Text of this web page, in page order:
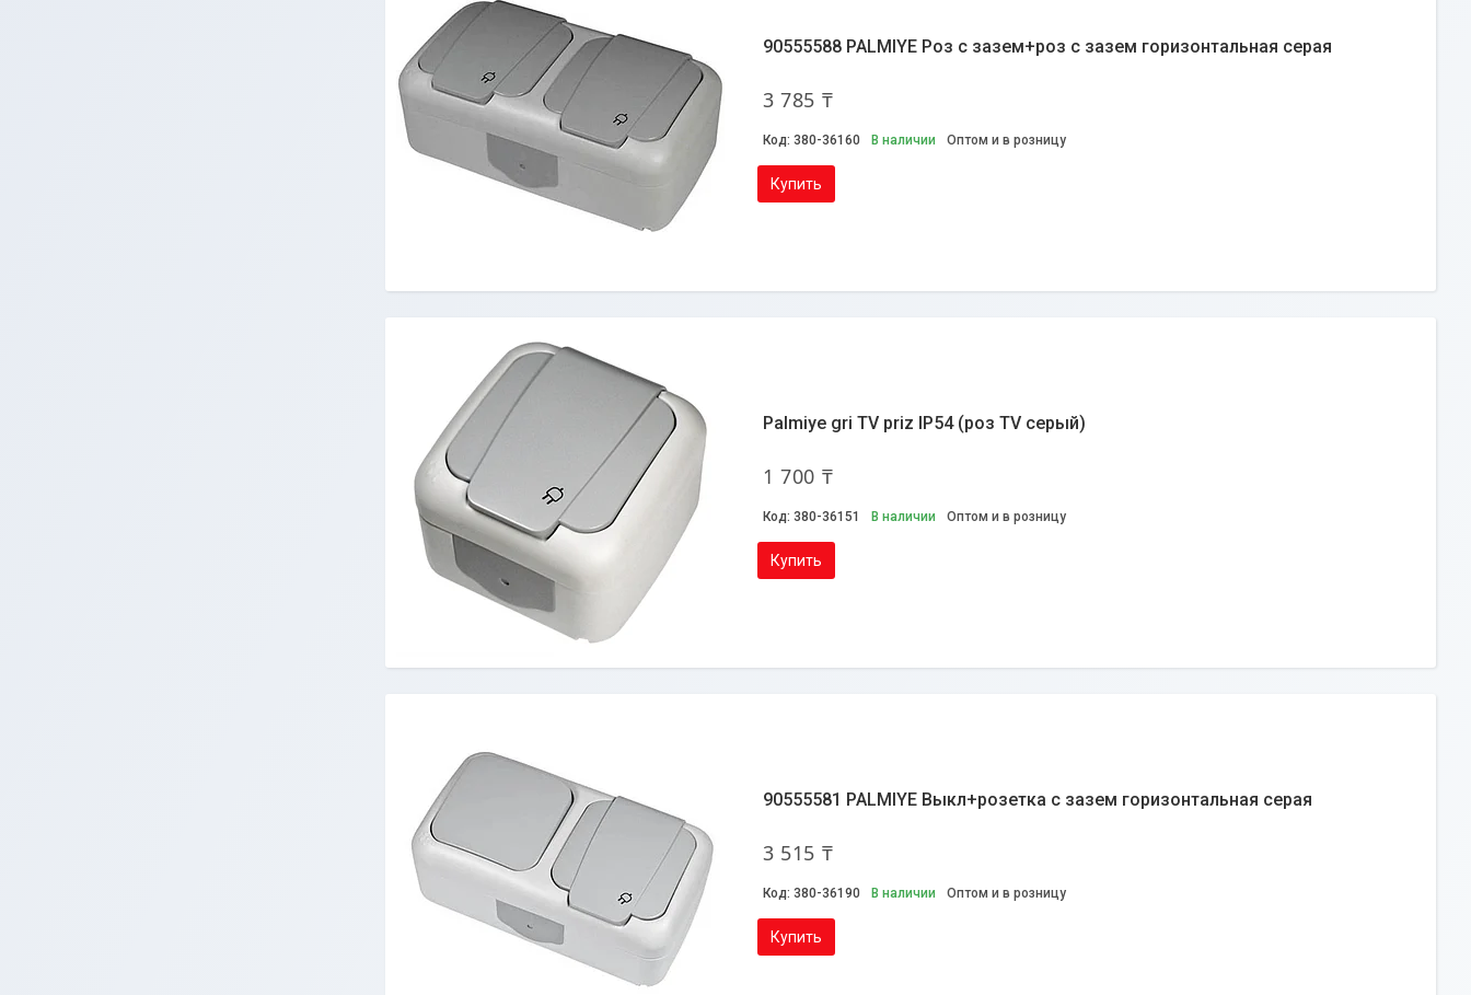
90555588 PALMIYE Роз с зазем+роз с зазем горизонтальная серая
3 785 ₸
380-36160 В наличии Оптом и в розницу
Купить
Palmiye gri TV priz IP54 (роз TV серый)
1 700 ₸
380-36151 В наличии Оптом и в розницу
Купить
90555581 PALMIYE Выкл+розетка с зазем горизонтальная серая
3 515 ₸
380-36190 В наличии Оптом и в розницу
Купить